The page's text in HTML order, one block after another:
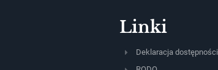
Linki
Deklaracja dostępności